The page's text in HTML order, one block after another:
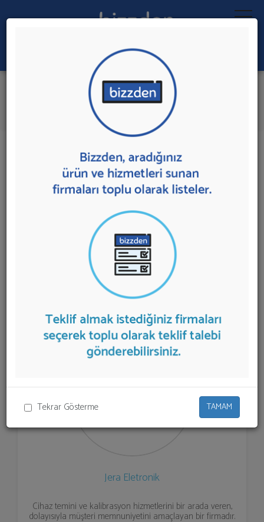
Tekrar Gösterme TAMAM
Ara:
Ölçüm Cihazı
İlk 3 Firmadan Teklif İste
3 sonuç bulundu.
sunan firmalar aşağıda listelenmektedir.
teklifi almak için listeden seçim yapıp ya
da "İlk 5 Firmadan Teklif İste" kısmından toplu olarak
teklif talebinizi firmalara aktarabilirsiniz.
Jera Eletronik
Cihaz temini ve kalibrasyon hizmetlerini bir arada veren,
dolayısıyla müşteri memnuniyetini amaçlayan bir firmadır.